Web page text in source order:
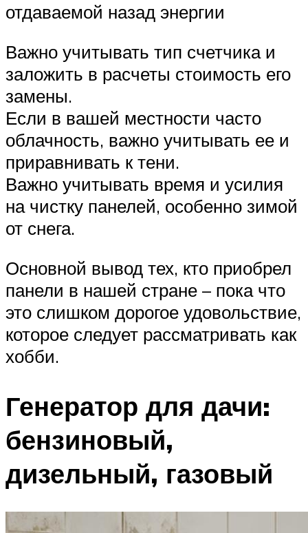
отдаваемой назад энергии
Важно учитывать тип счетчика и
заложить в расчеты стоимость его
замены.
Если в вашей местности часто
облачность, важно учитывать ее и
приравнивать к тени.
Важно учитывать время и усилия
на чистку панелей, особенно зимой
от снега.
Основной вывод тех, кто приобрел
панели в нашей стране – пока что
это слишком дорогое удовольствие,
которое следует рассматривать как
хобби.
Генератор для дачи:
бензиновый,
дизельный, газовый